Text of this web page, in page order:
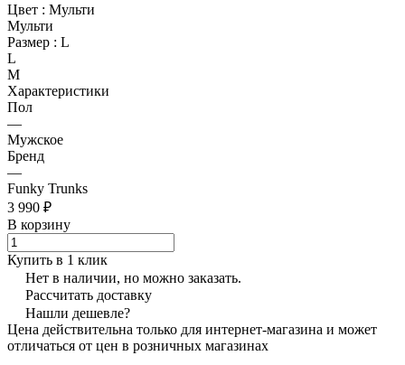
Цвет : Мульти
Мульти
Размер : L
L
M
Характеристики
Пол
—
Мужское
Бренд
—
Funky Trunks
3 990 ₽
В корзину
Купить в 1 клик
Нет в наличии, но можно заказать.
Рассчитать доставку
Нашли дешевле?
Цена действительна только для интернет-магазина и может
отличаться от цен в розничных магазинах